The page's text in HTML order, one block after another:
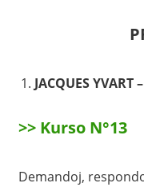
JACQUES
>> Kurso N°13
Demandoj,